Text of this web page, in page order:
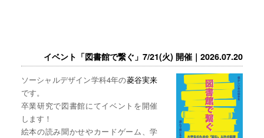
イベント「図書館で繋ぐ」7/21(火) 開催｜2026.07.20
ソーシャルデザイン学科4年の菱谷実来
です。
卒業研究で図書館にてイベントを開催
します！
絵本の読み聞かせやカードゲーム、学